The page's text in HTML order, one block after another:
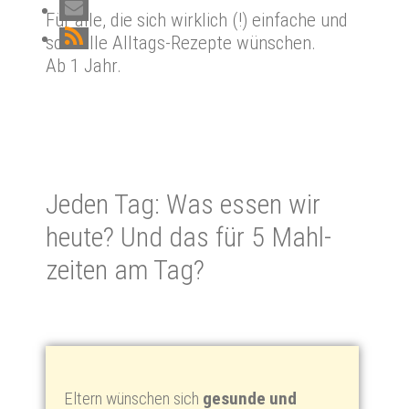
Für alle, die sich wirklich (!) einfache und
schnelle Alltags-Rezepte wünschen.
Ab 1 Jahr.
Je­den Tag: Was es­sen wir
heu­te? Und das für 5 Mahl­
zei­ten am Tag?
Eltern wünschen sich gesunde und